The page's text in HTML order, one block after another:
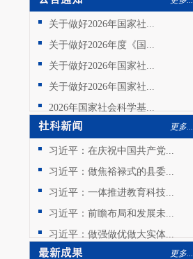
关于做好2026年国家社...
关于做好2026年度《国...
关于做好2026年国家社...
关于做好2026年国家社...
2026年国家社会科学基...
更多...
习近平：在庆祝中国共产党...
习近平：做焦裕禄式的县委...
习近平：一体推进教育科技...
习近平：前瞻布局和发展未...
习近平：做强做优做大实体...
更多...